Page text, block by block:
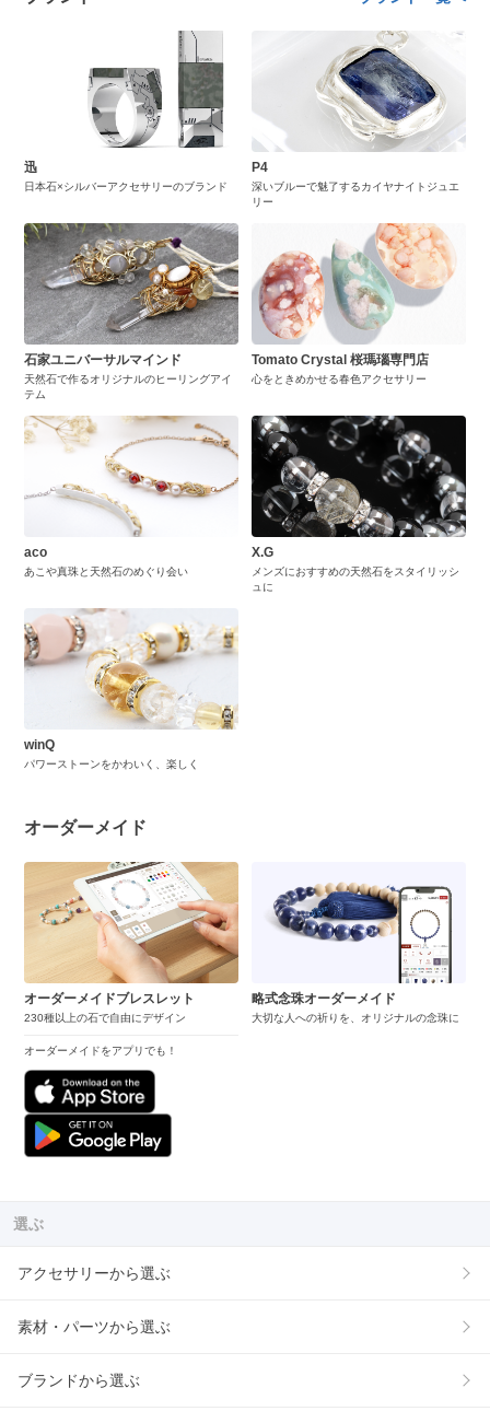
迅
日本石×シルバーアクセサリーのブランド
P4
深いブルーで魅了するカイヤナイトジュエ
リー
石家ユニバーサルマインド
天然石で作るオリジナルのヒーリングアイ
テム
Tomato Crystal 桜瑪瑙専門店
心をときめかせる春色アクセサリー
aco
あこや真珠と天然石のめぐり会い
X.G
メンズにおすすめの天然石をスタイリッシ
ュに
winQ
パワーストーンをかわいく、楽しく
オーダーメイド
オーダーメイドブレスレット
230種以上の石で自由にデザイン
オーダーメイドをアプリでも！
略式念珠オーダーメイド
大切な人への祈りを、オリジナルの念珠に
選ぶ
アクセサリーから選ぶ
素材・パーツから選ぶ
ブランドから選ぶ